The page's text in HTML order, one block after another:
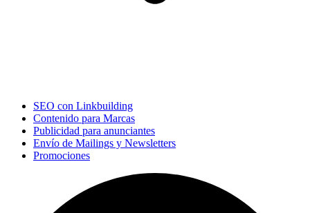
SEO con Linkbuilding
Contenido para Marcas
Publicidad para anunciantes
Envío de Mailings y Newsletters
Promociones